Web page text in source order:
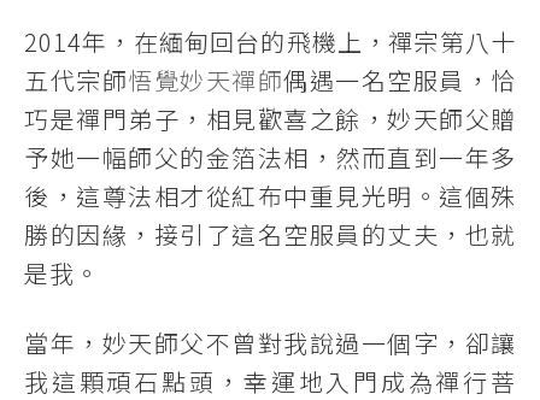
2014年，在緬甸回台的飛機上，禪宗第八十
五代宗師悟覺妙天禪師偶遇一名空服員，恰
巧是禪門弟子，相見歡喜之餘，妙天師父贈
予她一幅師父的金箔法相，然而直到一年多
後，這尊法相才從紅布中重見光明。這個殊
勝的因緣，接引了這名空服員的丈夫，也就
是我。
當年，妙天師父不曾對我說過一個字，卻讓
我這顆頑石點頭，幸運地入門成為禪行菩